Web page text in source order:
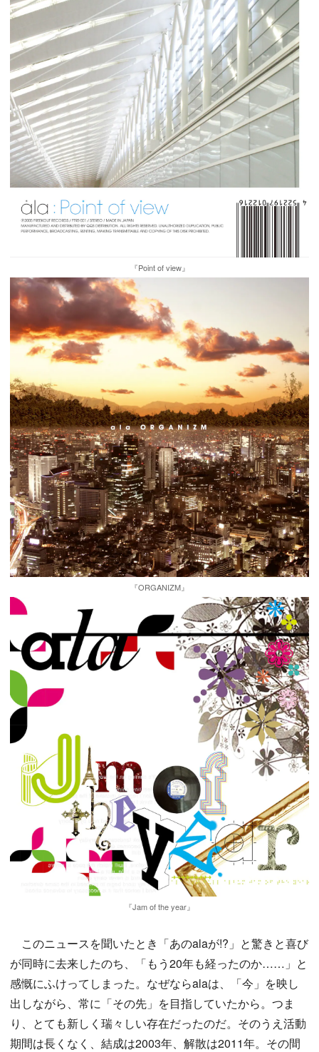
『Point of view』
『ORGANIZM』
『Jam of the year』
このニュースを聞いたとき「あのalaが!?」と驚きと喜び
が同時に去来したのち、「もう20年も経ったのか……」と
感慨にふけってしまった。なぜならalaは、「今」を映し
出しながら、常に「その先」を目指していたから。つま
り、とても新しく瑞々しい存在だったのだ。そのうえ活動
期間は長くなく、結成は2003年、解散は2011年。その間